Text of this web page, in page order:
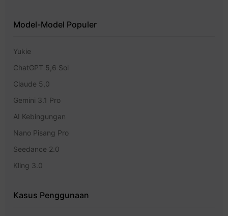
Model-Model Populer
Yukie
ChatGPT 5,6 Sol
Claude 5,0
Gemini 3.1 Pro
AI Kebingungan
Nano Pisang Pro
Seedance 2.0
Kling 3.0
Kasus Penggunaan